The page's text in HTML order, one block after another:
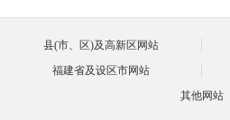
县(市、区)及高新区网站
福建省及设区市网站
其他网站